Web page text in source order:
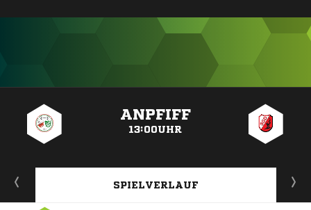
ANPFIFF
13:00UHR
SPIELVERLAUF